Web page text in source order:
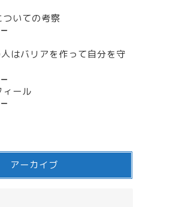
ついての考察
人はバリアを作って自分を守
ィール
アーカイブ